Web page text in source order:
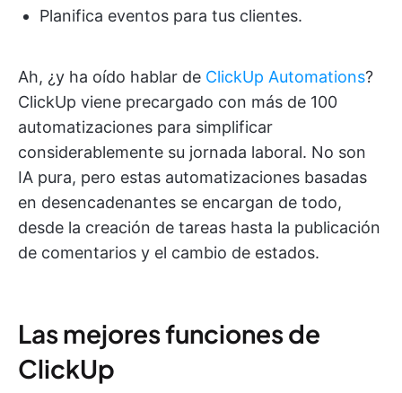
Planifica eventos para tus clientes.
Ah, ¿y ha oído hablar de ClickUp Automations?
ClickUp viene precargado con más de 100
automatizaciones para simplificar
considerablemente su jornada laboral. No son
IA pura, pero estas automatizaciones basadas
en desencadenantes se encargan de todo,
desde la creación de tareas hasta la publicación
de comentarios y el cambio de estados.
Las mejores funciones de
ClickUp